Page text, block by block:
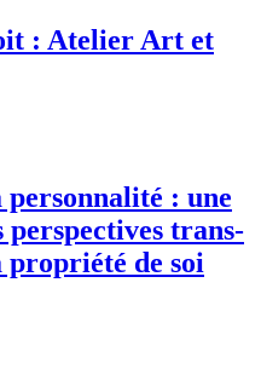
: Atelier Art et
: une
perspectives trans-
propriété de soi